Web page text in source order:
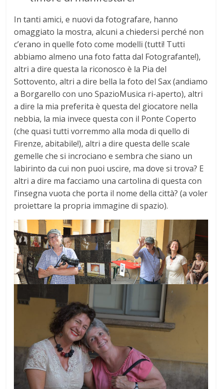
In tanti amici, e nuovi da fotografare, hanno
omaggiato la mostra, alcuni a chiedersi perché non
c’erano in quelle foto come modelli (tutti! Tutti
abbiamo almeno una foto fatta dal Fotografante!),
altri a dire questa la riconosco è la Pia del
Sottovento, altri a dire bella la foto del Sax (andiamo
a Borgarello con uno SpazioMusica ri-aperto), altri
a dire la mia preferita è questa del giocatore nella
nebbia, la mia invece questa con il Ponte Coperto
(che quasi tutti vorremmo alla moda di quello di
Firenze, abitabile!), altri a dire questa delle scale
gemelle che si incrociano e sembra che siano un
labirinto da cui non puoi uscire, ma dove si trova? E
altri a dire ma facciamo una cartolina di questa con
l’insegna vuota che porta il nome della città? (a voler
proiettare la propria immagine di spazio).